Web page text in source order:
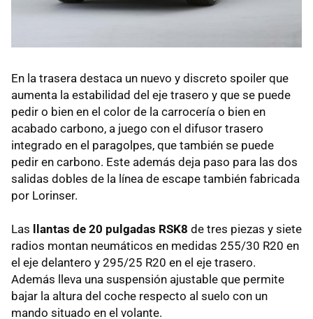
En la trasera destaca un nuevo y discreto spoiler que
aumenta la estabilidad del eje trasero y que se puede
pedir o bien en el color de la carrocería o bien en
acabado carbono, a juego con el difusor trasero
integrado en el paragolpes, que también se puede
pedir en carbono. Este además deja paso para las dos
salidas dobles de la línea de escape también fabricada
por Lorinser.
Las llantas de 20 pulgadas RSK8 de tres piezas y siete
radios montan neumáticos en medidas 255/30 R20 en
el eje delantero y 295/25 R20 en el eje trasero.
Además lleva una suspensión ajustable que permite
bajar la altura del coche respecto al suelo con un
mando situado en el volante.